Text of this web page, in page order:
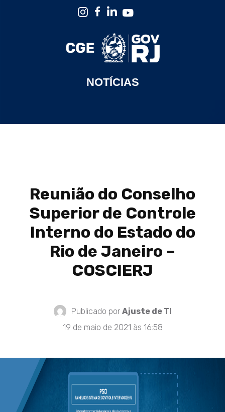
NOTÍCIAS
Reunião do Conselho
Superior de Controle
Interno do Estado do
Rio de Janeiro –
COSCIERJ
Publicado por Ajuste de TI
19 de maio de 2021 às 16:58